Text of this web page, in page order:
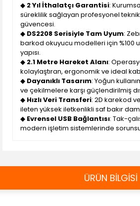
◆ 2 Yıl İthalatçı Garantisi:
süreklilik sağlayan profesyonel
güvencesi.
◆ DS2208 Serisiyle Tam Uyum:
barkod okuyucu modelleri için %100
yapısı.
◆ 2.1 Metre Hareket Alanı:
kolaylaştıran, ergonomik ve ideal
◆ Dayanıklı Tasarım: Yoğun
ve çekilmelere karşı güçlendirilmiş dış
◆ Hızlı Veri Transferi: 2D karekod
ileten yüksek iletkenlikli saf bakır
◆ Evrensel USB Bağlantısı: Tak-
modern işletim sistemlerinde
ÜRÜN BİLGİSİ